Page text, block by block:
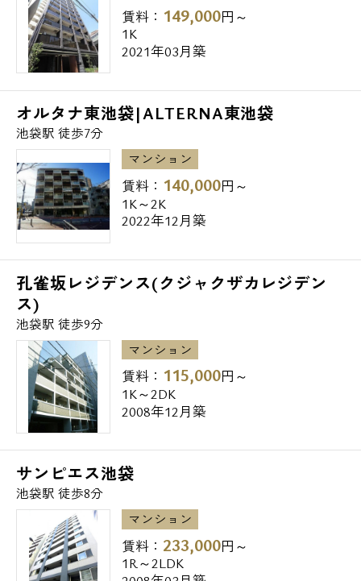
豊島区の新築・高級賃貸マンションは当社エ
スアールホームにお任せ下さい。
また「仲介手数料無料診断」や初期費用をお
手持ちの「クレジットカード」にてお支払い
頂けますのでお気軽にお問い合わせ下さいま
せ。
賃料： 149,000円～
1K
2021年03月築
オルタナ東池袋|ALTERNA東池袋
池袋駅 徒歩7分
マンション
賃料： 140,000円～
1K～2K
2022年12月築
孔雀坂レジデンス(クジャクザカレジデン
ス)
池袋駅 徒歩9分
マンション
賃料： 115,000円～
1K～2DK
2008年12月築
サンピエス池袋
池袋駅 徒歩8分
マンション
賃料： 233,000円～
1R～2LDK
メールでお問い合わせ